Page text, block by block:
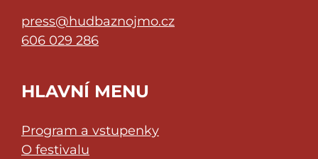
press@hudbaznojmo.cz
606 029 286
HLAVNÍ MENU
Program a vstupenky
O festivalu